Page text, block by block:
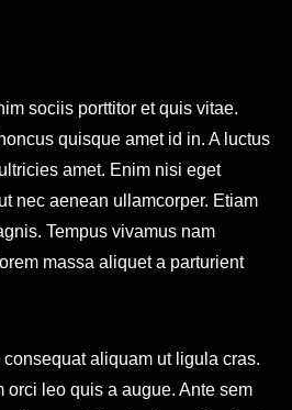
sociis porttitor et quis vitae.
quisque amet id in. A luctus
amet. Enim nisi eget
nec aenean ullamcorper. Etiam
Tempus vivamus nam
massa aliquet a parturient
aliquam ut ligula cras.
orci leo quis a augue. Ante sem